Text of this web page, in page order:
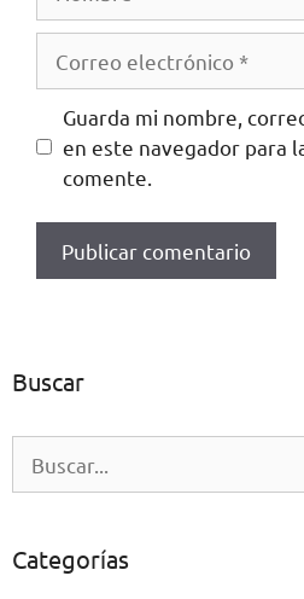
Guarda mi nombre,
en este navegador para
comente.
Buscar
Categorías